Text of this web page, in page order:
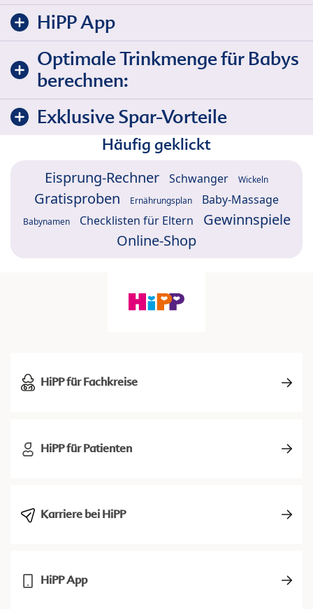
HiPP App
Optimale Trinkmenge für Babys
berechnen:
Exklusive Spar-Vorteile
Häufig geklickt
Eisprung-Rechner Schwanger Wickeln
Gratisproben Ernährungsplan Baby-Massage
Babynamen Checklisten für Eltern
Gewinnspiele
Online-Shop
HiPP für Fachkreise
HiPP für Patienten
Karriere bei HiPP
HiPP App